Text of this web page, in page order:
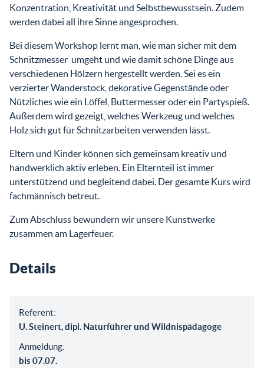
Konzentration, Kreativität und Selbstbewusstsein. Zudem
werden dabei all ihre Sinne angesprochen.
Bei diesem Workshop lernt man, wie man sicher mit dem
Schnitzmesser umgeht und wie damit schöne Dinge aus
verschiedenen Hölzern hergestellt werden. Sei es ein
verzierter Wanderstock, dekorative Gegenstände oder
Nützliches wie ein Löffel, Buttermesser oder ein Partyspieß.
Außerdem wird gezeigt, welches Werkzeug und welches
Holz sich gut für Schnitzarbeiten verwenden lässt.
Eltern und Kinder können sich gemeinsam kreativ und
handwerklich aktiv erleben. Ein Elternteil ist immer
unterstützend und begleitend dabei. Der gesamte Kurs wird
fachmännisch betreut.
Zum Abschluss bewundern wir unsere Kunstwerke
zusammen am Lagerfeuer.
Details
Referent:
U. Steinert, dipl. Naturführer und Wildnispädagoge
Anmeldung:
bis 07.07.